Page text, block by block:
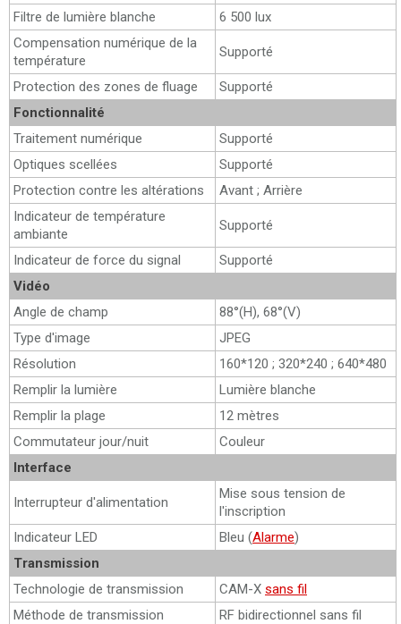
Filtre de lumière blanche
6 500 lux
Compensation numérique de la
température
Supporté
Protection des zones de fluage
Supporté
Fonctionnalité
Traitement numérique
Supporté
Optiques scellées
Supporté
Protection contre les altérations
Avant ; Arrière
Indicateur de température
ambiante
Supporté
Indicateur de force du signal
Supporté
Vidéo
Angle de champ
88°(H), 68°(V)
Type d'image
JPEG
Résolution
160*120 ; 320*240 ; 640*480
Remplir la lumière
Lumière blanche
Remplir la plage
12 mètres
Commutateur jour/nuit
Couleur
Interface
Interrupteur d'alimentation
Mise sous tension de
l'inscription
Indicateur LED
Bleu (Alarme)
Transmission
Technologie de transmission
CAM-X sans fil
Méthode de transmission
RF bidirectionnel sans fil